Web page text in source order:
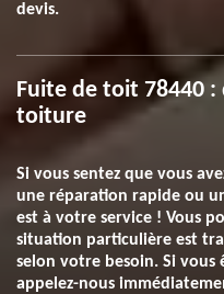
devis.
Fuite de toit 78440
toiture
Si vous sentez que vous
une réparation rapide ou
est à votre service ! Vous
situation particulière est
selon votre besoin. Si
appelez-nous